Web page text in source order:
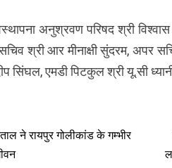
अनुश्रवण परिषद श्री
श्री आर मीनाक्षी सुंदरम, अपर
सिंघल, एमडी पिटकुल श्री यू.सी
ने रायपुर गोलीकांड के गम्भीर